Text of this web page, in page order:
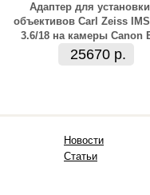
Адаптер для установки
объективов Carl Zeiss
3.6/18 на камеры Canon
25670 р.
Новости
Статьи